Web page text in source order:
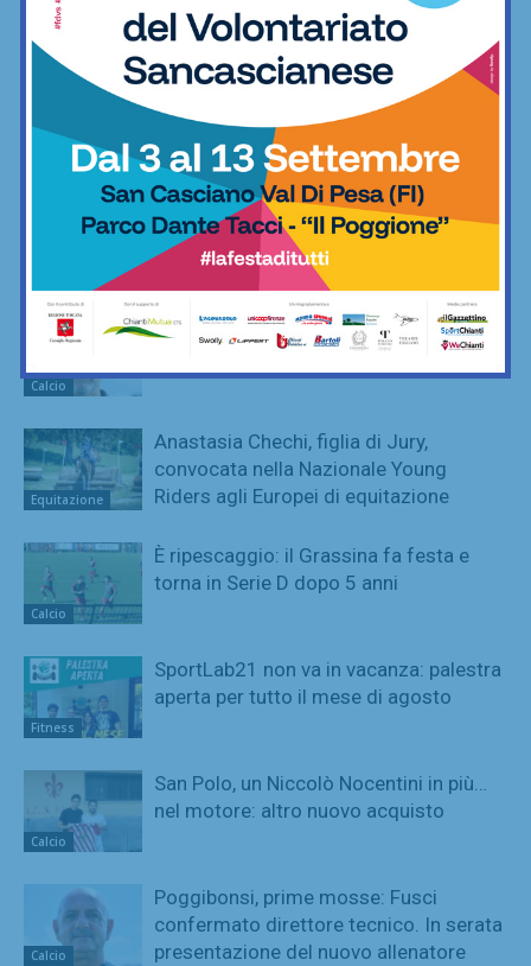
Calcio
subito i complimenti dell’Antella: “Un
prestigioso traguardo”
Poggibonsi al lavoro, tra conferme,
ritorni e volti nuovi
Adesso è proprio ufficiale: il Grassina
giocherà in Serie D nella prossima
stagione
Calcio
Poggibonsi, il nuovo allenatore per
l’Eccellenza è Marco Guidi
Equitazione
Anastasia Chechi, figlia di Jury,
convocata nella Nazionale Young
Riders agli Europei di equitazione
Calcio
È ripescaggio: il Grassina fa festa e
torna in Serie D dopo 5 anni
Fitness
SportLab21 non va in vacanza: palestra
aperta per tutto il mese di agosto
Calcio
San Polo, un Niccolò Nocentini in più…
nel motore: altro nuovo acquisto
Calcio
Poggibonsi, prime mosse: Fusci
confermato direttore tecnico. In serata
presentazione del nuovo allenatore